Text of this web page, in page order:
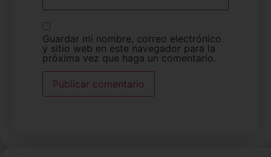
Guardar mi nombre, correo electrónico
y sitio web en este navegador para la
próxima vez que haga un comentario.